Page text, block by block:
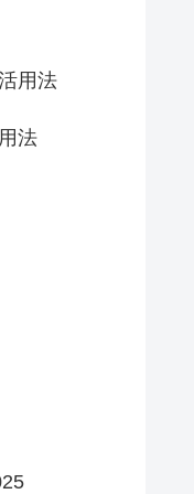
用法
法